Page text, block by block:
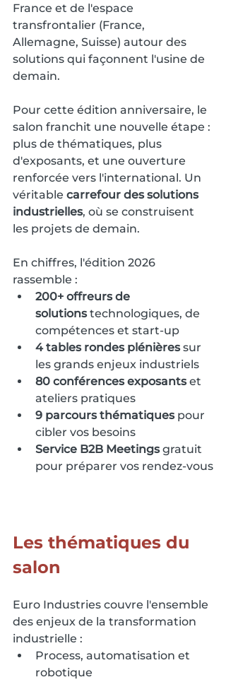
France et de l'espace
transfrontalier (France,
Allemagne, Suisse) autour des
solutions qui façonnent l'usine de
demain.
Pour cette édition anniversaire, le
salon franchit une nouvelle étape :
plus de thématiques, plus
d'exposants, et une ouverture
renforcée vers l'international. Un
véritable carrefour des solutions
industrielles, où se construisent
les projets de demain.
En chiffres, l'édition 2026
rassemble :
200+ offreurs de
solutions technologiques, de
compétences et start-up
4 tables rondes plénières sur
les grands enjeux industriels
80 conférences exposants et
ateliers pratiques
9 parcours thématiques pour
cibler vos besoins
Service B2B Meetings gratuit
pour préparer vos rendez-vous
Les thématiques du
salon
Euro Industries couvre l'ensemble
des enjeux de la transformation
industrielle :
Process, automatisation et
robotique